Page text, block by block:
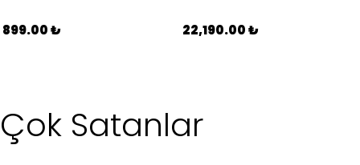
899.00 ₺ 22,190.00 ₺
Çok Satanlar